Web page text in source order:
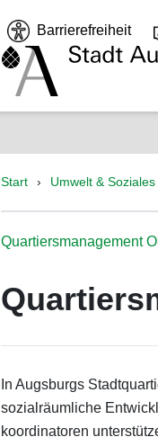
Barrierefreiheit
Start Umwelt & Soziales
Quartiersmanagement
In Augsburgs
sozialräumliche
koordinatoren